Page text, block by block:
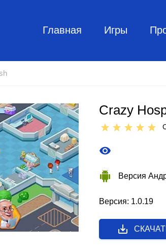
Главная Игры
Crazy
Версия
Версия: 1.0.19